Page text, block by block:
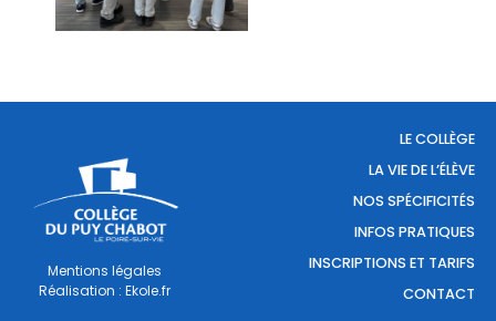
Mentions légales
Réalisation : Ekole.fr
LE COLLÈGE
LA VIE DE L’ÉLÈVE
NOS SPÉCIFICITÉS
INFOS PRATIQUES
INSCRIPTIONS ET TARIFS
CONTACT